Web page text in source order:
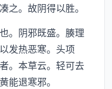
之。故阴得以胜。
阴邪既盛。腠理
发热恶寒。头项
。本草云。轻可去
能退寒邪。